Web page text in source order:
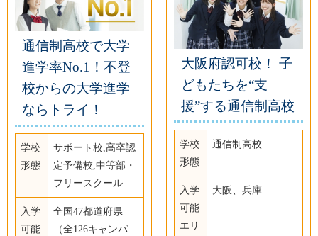
大阪府認可校！ 子
どもたちを“支
援”する通信制高校
学校
形態
通信制高校
入学
可能
エリ
大阪、兵庫
通信制高校で大学
進学率No.1！不登
校からの大学進学
ならトライ！
学校
形態
サポート校,高卒認
定予備校,中等部・
フリースクール
入学
可能
全国47都道府県
（全126キャンパ